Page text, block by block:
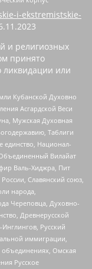
i-ekstremistskie-
и религиозных
принято
ликвидации или
Кубанской Духовно
Асгардской Веси
Мужская Духовная
Таблиги
единство, Национал-
Вилайат
Валь-Хиджра, Пит
Славянский союз,
народа,
Череповца, Духовно-
Древнерусской
Русский
иммиграции,
объединениях, Омская
Русское